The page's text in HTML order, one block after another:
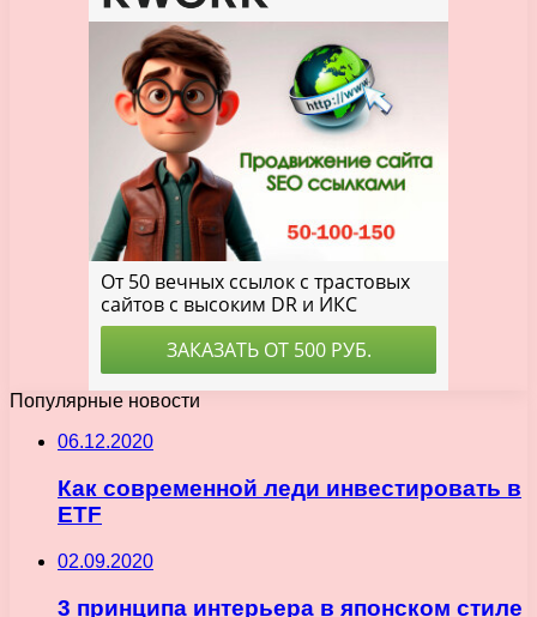
Популярные новости
06.12.2020
Как современной леди инвестировать в
ETF
02.09.2020
3 принципа интерьера в японском стиле